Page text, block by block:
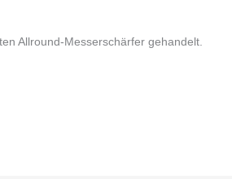
Allround-Messerschärfer gehandelt.